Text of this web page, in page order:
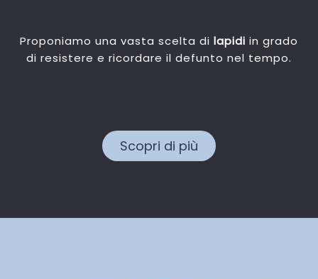
Proponiamo una vasta scelta di lapidi in grado
di resistere e ricordare il defunto nel tempo.
Scopri di più